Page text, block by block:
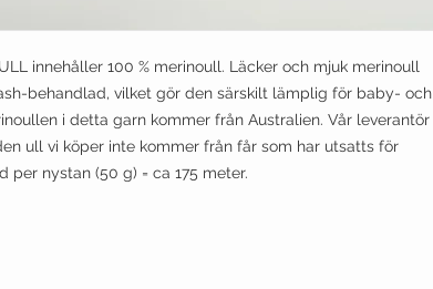
innehåller 100 % merinoull. Läcker och mjuk merinoull
behandlad, vilket gör den särskilt lämplig för baby- och
i detta garn kommer från Australien. Vår leverantör
ull vi köper inte kommer från får som har utsatts för
per nystan (50 g) = ca 175 meter.